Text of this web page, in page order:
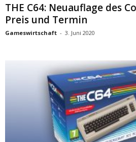
THE C64: Neuauflage des
Preis und Termin
Gameswirtschaft - 3. Juni 2020